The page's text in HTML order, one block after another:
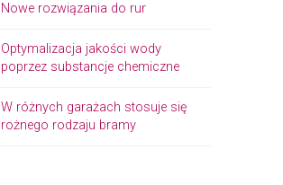
Nowe rozwiązania do rur
Optymalizacja jakości wody
poprzez substancje chemiczne
W różnych garażach stosuje się
rożnego rodzaju bramy